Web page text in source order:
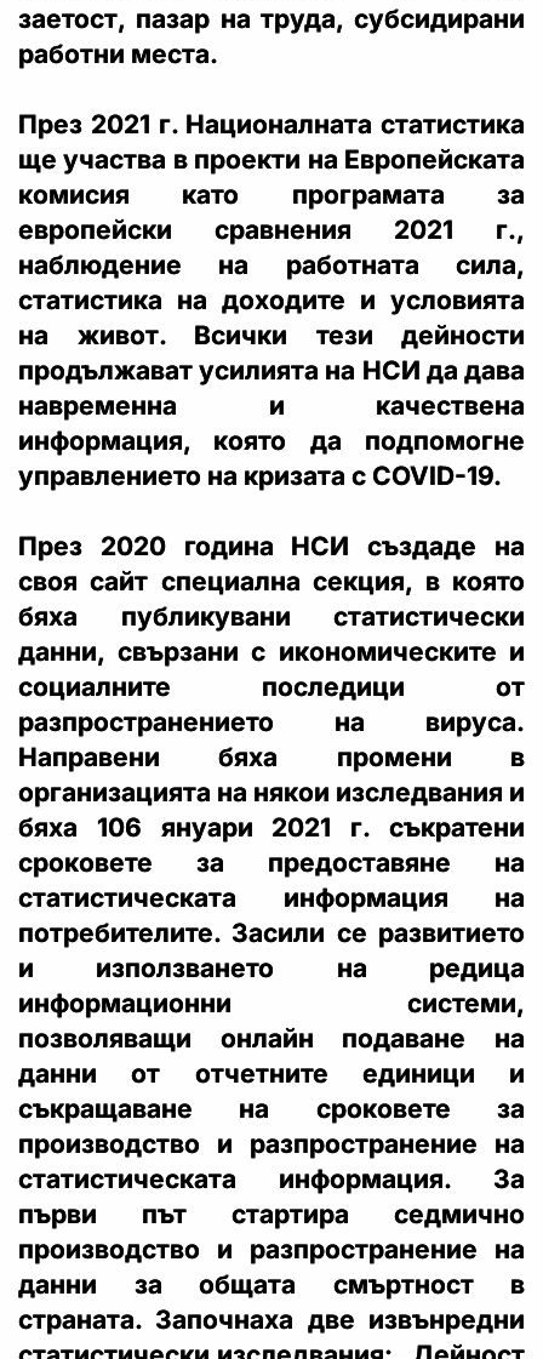
заетост, пазар на труда, субсидирани
работни места.
През 2021 г. Националната статистика
ще участва в проекти на Европейската
комисия като програмата за
европейски сравнения 2021 г.,
наблюдение на работната сила,
статистика на доходите и условията
на живот. Всички тези дейности
продължават усилията на НСИ да дава
навременна и качествена
информация, която да подпомогне
управлението на кризата с COVID-19.
През 2020 година НСИ създаде на
своя сайт специална секция, в която
бяха публикувани статистически
данни, свързани с икономическите и
социалните последици от
разпространението на вируса.
Направени бяха промени в
организацията на някои изследвания и
бяха 106 януари 2021 г. съкратени
сроковете за предоставяне на
статистическата информация на
потребителите. Засили се развитието
и използването на редица
информационни системи,
позволяващи онлайн подаване на
данни от отчетните единици и
съкращаване на сроковете за
производство и разпространение на
статистическата информация. За
първи път стартира седмично
производство и разпространение на
данни за общата смъртност в
страната. Започнаха две извънредни